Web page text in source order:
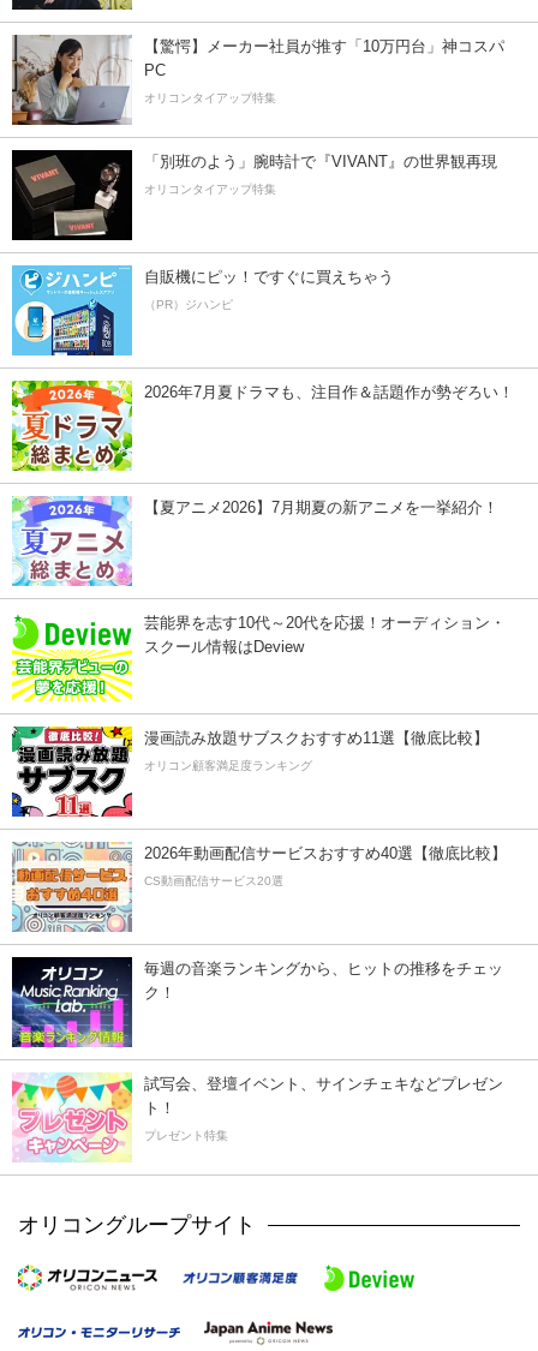
【驚愕】メーカー社員が推す「10万円台」神コスパ
PC
オリコンタイアップ特集
「別班のよう」腕時計で『VIVANT』の世界観再現
オリコンタイアップ特集
自販機にピッ！ですぐに買えちゃう
（PR）ジハンピ
2026年7月夏ドラマも、注目作＆話題作が勢ぞろい！
【夏アニメ2026】7月期夏の新アニメを一挙紹介！
芸能界を志す10代～20代を応援！オーディション・
スクール情報はDeview
漫画読み放題サブスクおすすめ11選【徹底比較】
オリコン顧客満足度ランキング
2026年動画配信サービスおすすめ40選【徹底比較】
CS動画配信サービス20選
毎週の音楽ランキングから、ヒットの推移をチェッ
ク！
試写会、登壇イベント、サインチェキなどプレゼン
ト！
プレゼント特集
オリコングループサイト